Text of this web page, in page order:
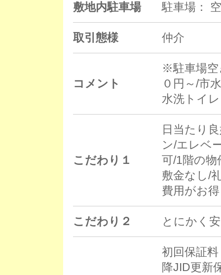
敷地内駐車場 駐車場：
取引態様 仲介
コメント
※駐車場
０円～/市
水洗トイレ
こだわり１
日当たり
ン/エレベ
可/1階の物
敷金なし/
費用がお
こだわり２ とにかく
初回保証
降JID更新